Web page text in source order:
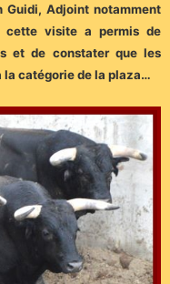
Guidi, Adjoint notamment
cette visite a permis de
et de constater que les
la catégorie de la plaza…